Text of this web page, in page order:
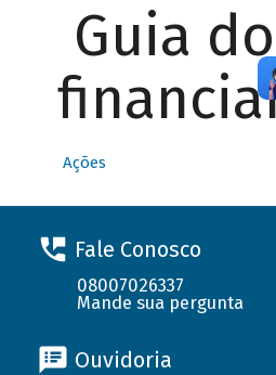
Guia do
Ações
Fale Conosco
08007026337
Mande sua pergunta
Ouvidoria